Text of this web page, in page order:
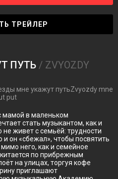
ТРЕЙЛЕР
ПУТЬ / ZVYOZDY
мне укажут путьZvyozdy mne
put
мамой в маленьком
стать музыкантом, как и
живет с семьёй: трудности
и он «сбежал», чтобы посвятить
него, как и семейное
по прибрежным
на улицах, торгуя кофе
приглашают